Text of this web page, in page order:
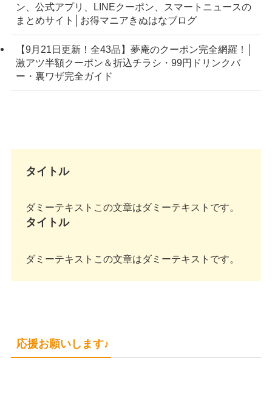
ン、公式アプリ、LINEクーポン、スマートニュースの
まとめサイト│お得マニアきぬはなブログ
【9月21日更新！全43品】夢庵のクーポン完全網羅！│
激アツ半額クーポン＆折込チラシ・99円ドリンクバ
ー・裏ワザ完全ガイド
タイトル
ダミーテキストこの文章はダミーテキストです。
タイトル
ダミーテキストこの文章はダミーテキストです。
応援お願いします♪